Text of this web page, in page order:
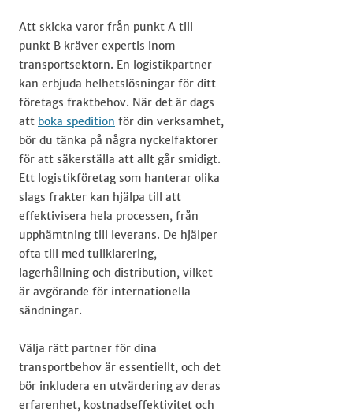
Att skicka varor från punkt A till
punkt B kräver expertis inom
transportsektorn. En logistikpartner
kan erbjuda helhetslösningar för ditt
företags fraktbehov. När det är dags
att boka spedition för din verksamhet,
bör du tänka på några nyckelfaktorer
för att säkerställa att allt går smidigt.
Ett logistikföretag som hanterar olika
slags frakter kan hjälpa till att
effektivisera hela processen, från
upphämtning till leverans. De hjälper
ofta till med tullklarering,
lagerhållning och distribution, vilket
är avgörande för internationella
sändningar.
Välja rätt partner för dina
transportbehov är essentiellt, och det
bör inkludera en utvärdering av deras
erfarenhet, kostnadseffektivitet och